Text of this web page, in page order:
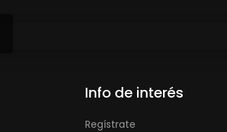
Info de interés
Regístrate